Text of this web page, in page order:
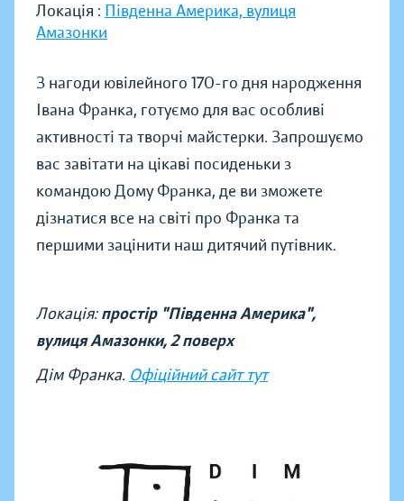
Локація : Південна Америка, вулиця
Амазонки
З нагоди ювілейного 170-го дня народження
Івана Франка, готуємо для вас особливі
активності та творчі майстерки. Запрошуємо
вас завітати на цікаві посиденьки з
командою Дому Франка, де ви зможете
дізнатися все на світі про Франка та
першими зацінити наш дитячий путівник.
Локація:простір "Південна Америка",
вулиця Амазонки, 2 поверх
Дім Франка. Офіційний сайт тут